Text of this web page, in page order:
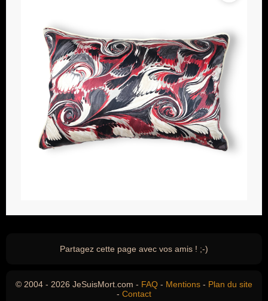
Partagez cette page avec vos amis ! ;-)
© 2004 - 2026 JeSuisMort.com - FAQ - Mentions - Plan du site
- Contact